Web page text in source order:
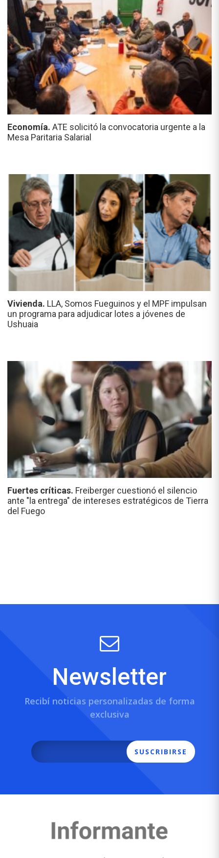
Economía. ATE solicitó la convocatoria urgente a la
Mesa Paritaria Salarial
Vivienda. LLA, Somos Fueguinos y el MPF impulsan
un programa para adjudicar lotes a jóvenes de
Ushuaia
Fuertes críticas. Freiberger cuestionó el silencio
ante "la entrega" de intereses estratégicos de Tierra
del Fuego
Newsletter
Recibí noticias personalizadas de forma
exclusiva
SUSCRIBIRSE